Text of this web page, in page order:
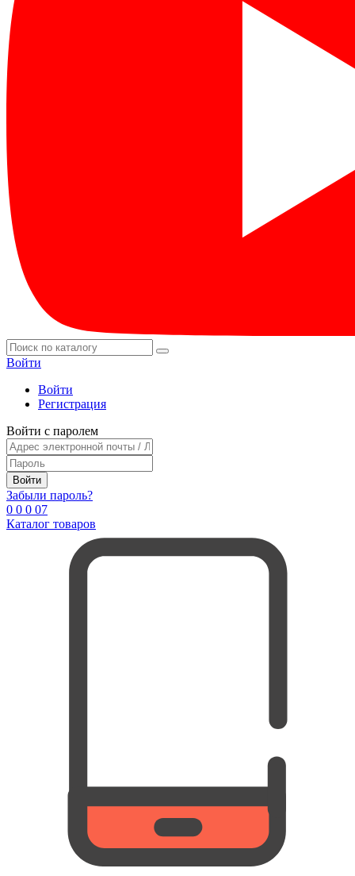
Войти
Войти
Регистрация
Войти с паролем
Войти
Забыли пароль?
0 0 0 07
Каталог товаров